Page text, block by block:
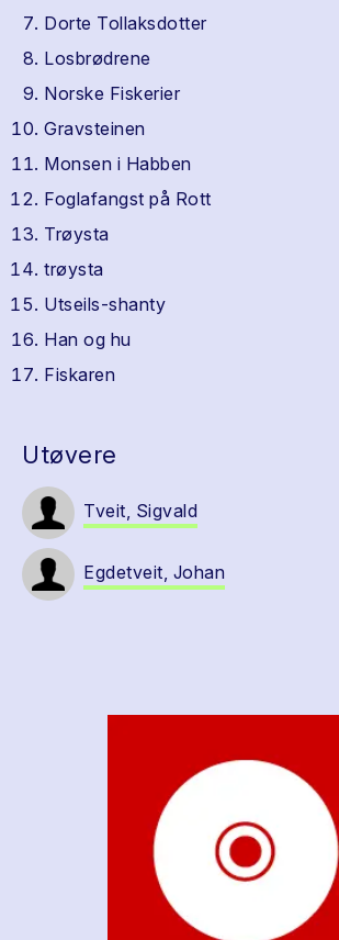
Dorte Tollaksdotter
Losbrødrene
Norske Fiskerier
Gravsteinen
Monsen i Habben
Foglafangst på Rott
Trøysta
trøysta
Utseils-shanty
Han og hu
Fiskaren
Utøvere
Tveit, Sigvald
Egdetveit, Johan